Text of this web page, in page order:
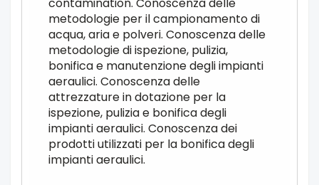
contamination. Conoscenza delle
metodologie per il campionamento di
acqua, aria e polveri. Conoscenza delle
metodologie di ispezione, pulizia,
bonifica e manutenzione degli impianti
aeraulici. Conoscenza delle
attrezzature in dotazione per la
ispezione, pulizia e bonifica degli
impianti aeraulici. Conoscenza dei
prodotti utilizzati per la bonifica degli
impianti aeraulici.